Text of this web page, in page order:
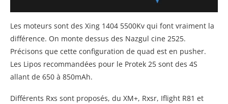
Les moteurs sont des Xing 1404 5500Kv qui font vraiment la
différence. On monte dessus des Nazgul cine 2525.
Précisons que cette configuration de quad est en pusher.
Les Lipos recommandées pour le Protek 25 sont des 4S
allant de 650 à 850mAh.
Différents Rxs sont proposés, du XM+, Rxsr, Iflight R81 et